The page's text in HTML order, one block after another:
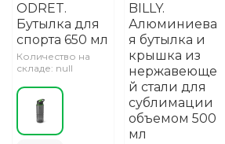
ODRET.
Бутылка для
спорта 650 мл
Количество на
складе: null
BILLY.
Алюминиева
я бутылка и
крышка из
нержавеюще
й стали для
сублимации
объемом 500
мл